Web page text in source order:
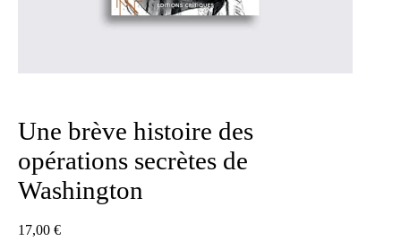
Une brève histoire des
opérations secrètes de
Washington
17,00 €